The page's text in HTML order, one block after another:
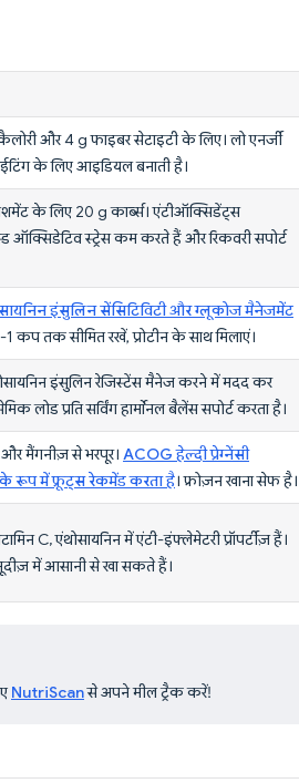
और 4 g फाइबर सेटाइटी के लिए। लो एनर्जी
के लिए आइडियल बनाती है।
के लिए 20 g कार्ब्स। एंटीऑक्सिडेंट्स
ऑक्सिडेटिव स्ट्रेस कम करते हैं और रिकवरी सपोर्ट
इंसुलिन सेंसिटिविटी और ग्लूकोज मैनेजमेंट
1 कप तक सीमित रखें, प्रोटीन के साथ मिलाएं।
इंसुलिन रेजिस्टेंस मैनेज करने में मदद कर
लोड प्रति सर्विंग हार्मोनल बैलेंस सपोर्ट करता है।
मैंगनीज़ से भरपूर। ACOG हेल्दी प्रेग्नेंसी
के रूप में फ्रूट्स रेकमेंड करता है। फ्रोज़न खाना सेफ है।
C, एंथोसायनिन में एंटी-इंफ्लेमेटरी प्रॉपर्टीज़ हैं।
में आसानी से खा सकते हैं।
NutriScanसे अपने मील ट्रैक करें!